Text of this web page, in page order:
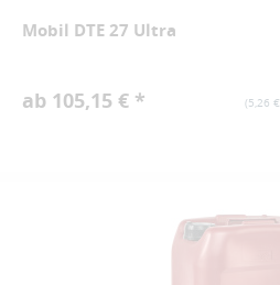
Mobil DTE 27 Ultra
(5,26 €
ab 105,15 € *